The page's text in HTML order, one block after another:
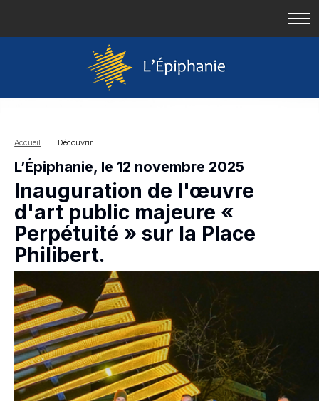
Accueil | Découvrir
L’Épiphanie, le 12 novembre 2025
Inauguration de l'œuvre
d'art public majeure «
Perpétuité » sur la Place
Philibert.